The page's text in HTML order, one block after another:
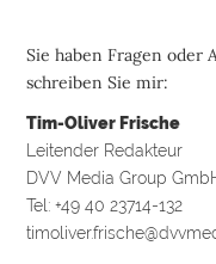
Sie haben Fragen oder
schreiben Sie mir:
Tim-Oliver Frische
Leitender Redakteur
DVV Media Group
Tel: +49 40 23714-132